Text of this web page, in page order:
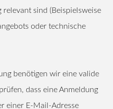
sind (Beispielsweise
oder technische
benötigen wir eine valide
dass eine Anmeldung
einer E-Mail-Adresse